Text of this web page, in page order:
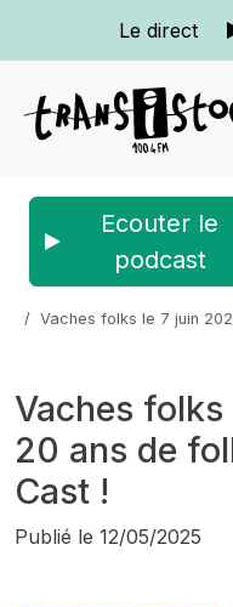
Le direct
Ecouter le
podcast
Vaches folks le 7 juin
Vaches
20 ans de
Cast !
Publié le 12/05/2025